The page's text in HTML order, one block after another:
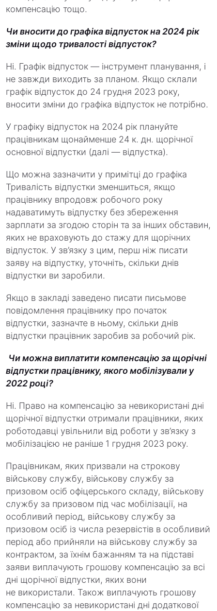
компенсацію тощо.
Чи вносити до графіка відпусток на 2024 рік
зміни щодо тривалості відпусток?
Ні. Графік відпусток — інструмент планування, і
не завжди виходить за планом. Якщо склали
графік відпусток до 24 грудня 2023 року,
вносити зміни до графіка відпусток не потрібно.
У графіку відпусток на 2024 рік плануйте
працівникам щонайменше 24 к. дн. щорічної
основної відпустки (далі — відпустка).
Що можна зазначити у примітці до графіка
Тривалість відпустки зменшиться, якщо
працівнику впродовж робочого року
надаватимуть відпустку без збереження
зарплати за згодою сторін та за інших обставин,
яких не враховують до стажу для щорічних
відпусток. У зв’язку з цим, перш ніж писати
заяву на відпустку, уточніть, скільки днів
відпустки ви заробили.
Якщо в закладі заведено писати письмове
повідомлення працівнику про початок
відпустки, зазначте в ньому, скільки днів
відпустки працівник заробив за робочий рік.
Чи можна виплатити компенсацію за щорічні
відпустки працівнику, якого мобілізували у
2022 році?
Ні. Право на компенсацію за невикористані дні
щорічної відпустки отримали працівники, яких
роботодавці увільнили від роботи у зв’язку з
мобілізацією не раніше 1 грудня 2023 року.
Працівникам, яких призвали на строкову
військову службу, військову службу за
призовом осіб офіцерського складу, військову
службу за призовом під час мобілізації, на
особливий період, військову службу за
призовом осіб із числа резервістів в особливий
період або прийняли на військову службу за
контрактом, за їхнім бажанням та на підставі
заяви виплачують грошову компенсацію за всі
дні щорічної відпустки, яких вони
не використали. Також виплачують грошову
компенсацію за невикористані дні додаткової